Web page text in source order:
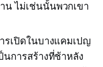
น ไม่เช่นนั้นพวกเขา
รเปิดในบางแคมเปญ
นการสร้างที่ช้าหลัง